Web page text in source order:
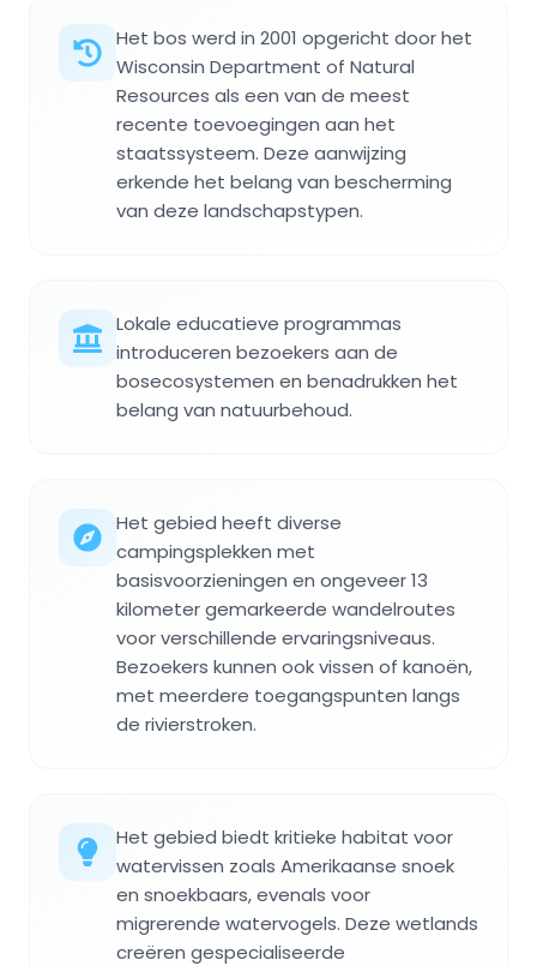
Het bos werd in 2001 opgericht door het
Wisconsin Department of Natural
Resources als een van de meest
recente toevoegingen aan het
staatssysteem. Deze aanwijzing
erkende het belang van bescherming
van deze landschapstypen.
Lokale educatieve programmas
introduceren bezoekers aan de
bosecosystemen en benadrukken het
belang van natuurbehoud.
Het gebied heeft diverse
campingsplekken met
basisvoorzieningen en ongeveer 13
kilometer gemarkeerde wandelroutes
voor verschillende ervaringsniveaus.
Bezoekers kunnen ook vissen of kanoën,
met meerdere toegangspunten langs
de rivierstroken.
Het gebied biedt kritieke habitat voor
watervissen zoals Amerikaanse snoek
en snoekbaars, evenals voor
migrerende watervogels. Deze wetlands
creëren gespecialiseerde